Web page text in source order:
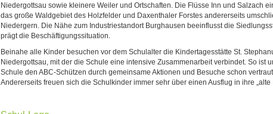
Niedergottsau sowie kleinere Weiler und Ortschaften. Die Flüsse Inn und Salzach
das große Waldgebiet des Holzfelder und Daxenthaler Forstes andererseits
Niedergern. Die Nähe zum Industriestandort Burghausen beeinflusst die
prägt die Beschäftigungssituation.
Beinahe alle Kinder besuchen vor dem Schulalter die Kindertagesstätte St.
Niedergottsau, mit der die Schule eine intensive Zusammenarbeit verbindet. So ist
Schule den ABC-Schützen durch gemeinsame Aktionen und Besuche schon
Andererseits freuen sich die Schulkinder immer sehr über einen Ausflug in ihre „alte